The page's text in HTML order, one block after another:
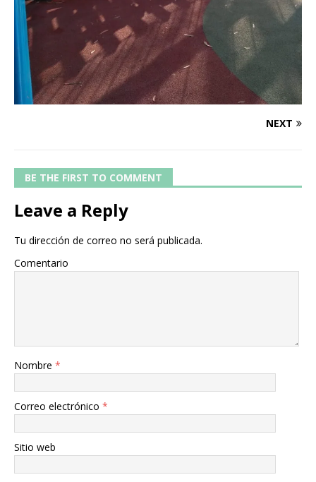
NEXT
BE THE FIRST TO COMMENT
Leave a Reply
Tu dirección de correo no será publicada.
Comentario
Nombre *
Correo electrónico *
Sitio web